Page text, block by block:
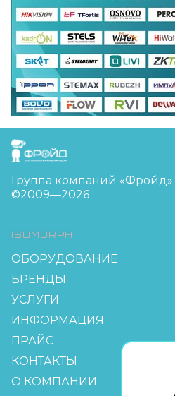
FreudGroup
Группа компаний «Фройд»
©2009—2026
ISOMORPH
ОБОРУДОВАНИЕ
БРЕНДЫ
УСЛУГИ
ИНФОРМАЦИЯ
ПРАЙС
КОНТАКТЫ
О КОМПАНИИ